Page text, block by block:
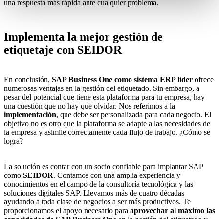
una respuesta más rápida ante cualquier problema.
Implementa la mejor gestión de
etiquetaje con SEIDOR
En conclusión, SAP Business One como sistema ERP líder ofrece
numerosas ventajas en la gestión del etiquetado. Sin embargo, a
pesar del potencial que tiene esta plataforma para tu empresa, hay
una cuestión que no hay que olvidar. Nos referimos a la
implementación, que debe ser personalizada para cada negocio. El
objetivo no es otro que la plataforma se adapte a las necesidades de
la empresa y asimile correctamente cada flujo de trabajo. ¿Cómo se
logra?
La solución es contar con un socio confiable para implantar SAP
como SEIDOR. Contamos con una amplia experiencia y
conocimientos en el campo de la consultoría tecnológica y las
soluciones digitales SAP. Llevamos más de cuatro décadas
ayudando a toda clase de negocios a ser más productivos. Te
proporcionamos el apoyo necesario para aprovechar al máximo las